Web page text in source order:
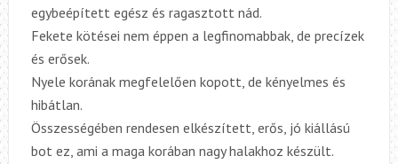
egybeépített egész és ragasztott nád.
Fekete kötései nem éppen a legfinomabbak, de precízek
és erősek.
Nyele korának megfelelően kopott, de kényelmes és
hibátlan.
Összességében rendesen elkészített, erős, jó kiállású
bot ez, ami a maga korában nagy halakhoz készült.